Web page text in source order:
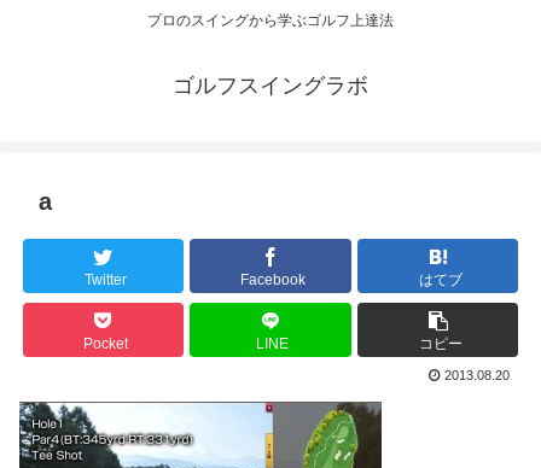
プロのスイングから学ぶゴルフ上達法
ゴルフスイングラボ
a
Twitter Facebook はてブ
Pocket LINE コピー
2013.08.20